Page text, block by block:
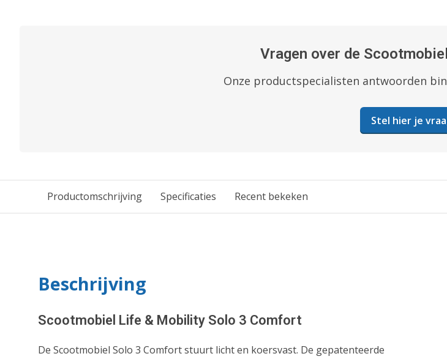
Vragen over de
Onze productspecialisten antwoorden
Stel hier je
Productomschrijving Specificaties Recent bekeken
Beschrijving
Scootmobiel Life & Mobility Solo 3 Comfort
De Scootmobiel Solo 3 Comfort stuurt licht en koersvast. De gepatenteerde